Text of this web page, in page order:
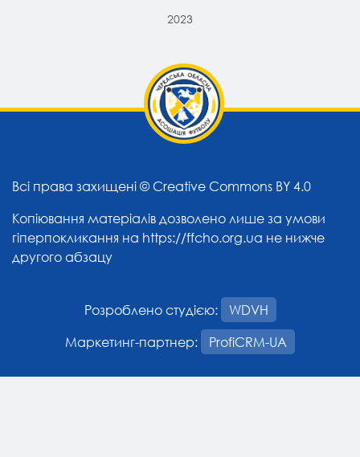
2023
Всі права захищені © Creative Commons BY 4.0
Копіювання матеріалів дозволено лише за умови
гіперпокликання на https://ffcho.org.ua не нижче
другого абзацу
Розроблено студією:
WDVH
Маркетинг-партнер:
ProfiCRM-UA